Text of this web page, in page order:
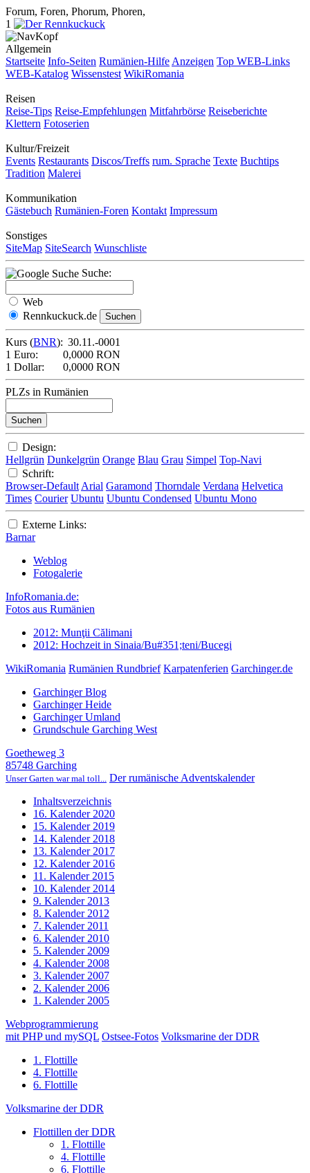
Forum, Foren, Phorum, Phoren,
1
Allgemein
Startseite Info-Seiten Rumänien-Hilfe Anzeigen Top WEB-Links
WEB-Katalog Wissenstest WikiRomania
Reisen
Reise-Tips Reise-Empfehlungen Mitfahrbörse Reiseberichte
Klettern Fotoserien
Kultur/Freizeit
Events Restaurants Discos/Treffs rum. Sprache Texte Buchtips
Tradition Malerei
Kommunikation
Gästebuch Rumänien-Foren Kontakt Impressum
Sonstiges
SiteMap SiteSearch Wunschliste
Suche:
Web
Rennkuckuck.de
Kurs (BNR): 30.11.-0001
1 Euro:
0,0000 RON
1 Dollar:
0,0000 RON
PLZs in Rumänien
Design:
Hellgrün Dunkelgrün Orange Blau Grau Simpel Top-Navi
Schrift:
Browser-Default Arial Garamond Thorndale Verdana Helvetica
Times Courier Ubuntu Ubuntu Condensed Ubuntu Mono
Externe Links:
Barnar
Weblog
Fotogalerie
InfoRomania.de:
Fotos aus Rumänien
2012: Munţii Călimani
2012: Hochzeit in Sinaia/Bu#351;teni/Bucegi
WikiRomania Rumänien Rundbrief Karpatenferien Garchinger.de
Garchinger Blog
Garchinger Heide
Garchinger Umland
Grundschule Garching West
Goetheweg 3
85748 Garching
Unser Garten war mal toll... Der rumänische Adventskalender
Inhaltsverzeichnis
16. Kalender 2020
15. Kalender 2019
14. Kalender 2018
13. Kalender 2017
12. Kalender 2016
11. Kalender 2015
10. Kalender 2014
9. Kalender 2013
8. Kalender 2012
7. Kalender 2011
6. Kalender 2010
5. Kalender 2009
4. Kalender 2008
3. Kalender 2007
2. Kalender 2006
1. Kalender 2005
Webprogrammierung
mit PHP und mySQL Ostsee-Fotos Volksmarine der DDR
1. Flottille
4. Flottille
6. Flottille
Volksmarine der DDR
Flottillen der DDR
1. Flottille
4. Flottille
6. Flottille